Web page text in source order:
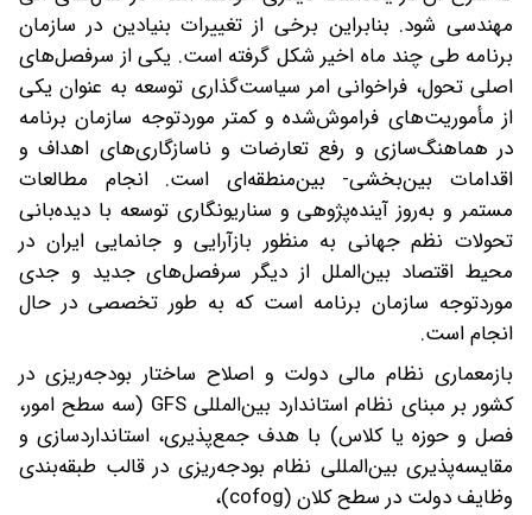
مهندسی شود. بنابراین برخی از تغییرات بنیادین در سازمان
برنامه طی چند ماه اخیر شکل گرفته است. یکی از سرفصل‌های
اصلی تحول، فراخوانی امر سیاست‌گذاری توسعه به عنوان یکی
از مأموریت‌های فراموش‌شده و کمتر موردتوجه سازمان برنامه
در هماهنگ‌سازی و رفع تعارضات و ناسازگاری‌های اهداف و
اقدامات بین‌بخشی- بین‌منطقه‌ای است. انجام مطالعات
مستمر و به‌روز آینده‌پژوهی و سناریونگاری توسعه با دیده‌بانی
تحولات نظم جهانی به منظور بازآرایی و جانمایی ایران در
محیط اقتصاد بین‌الملل از دیگر سرفصل‌های جدید و جدی
موردتوجه سازمان برنامه است که به طور تخصصی در حال
انجام است.
بازمعماری نظام مالی دولت و اصلاح ساختار بودجه‌ریزی در
کشور بر مبنای نظام استاندارد بین‌المللی GFS (سه سطح امور،
فصل و حوزه یا کلاس) با هدف جمع‌پذیری، استانداردسازی و
مقایسه‌پذیری بین‌المللی نظام بودجه‌ریزی در قالب طبقه‌بندی
وظایف دولت در سطح کلان (cofog)،